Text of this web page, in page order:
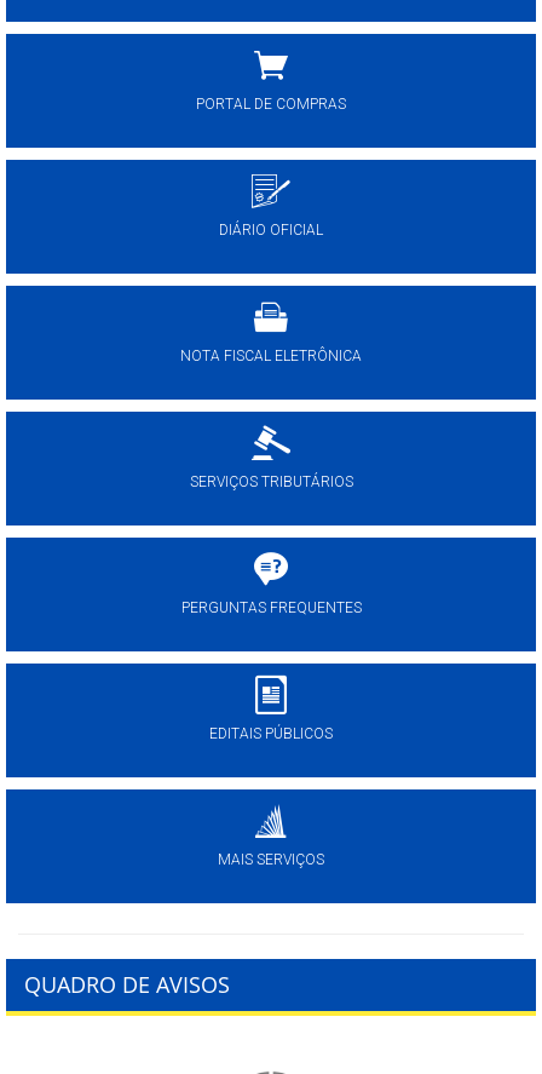
PORTAL DE COMPRAS
DIÁRIO OFICIAL
NOTA FISCAL ELETRÔNICA
SERVIÇOS TRIBUTÁRIOS
PERGUNTAS FREQUENTES
EDITAIS PÚBLICOS
MAIS SERVIÇOS
QUADRO DE AVISOS